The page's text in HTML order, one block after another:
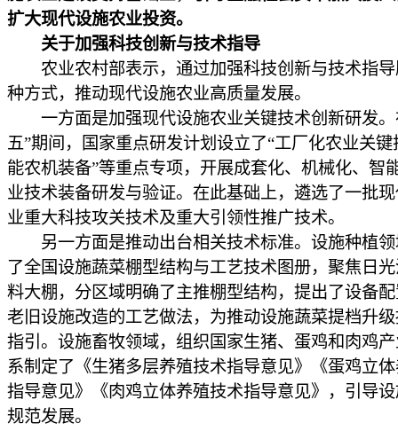
扩大现代设施农业投资。
关于加强科技创新与技术指导
农业农村部表示，通过加强科技创新与技术指导
种方式，推动现代设施农业高质量发展。
一方面是加强现代设施农业关键技术创新研发。
五”期间，国家重点研发计划设立了“工厂化农业关
能农机装备”等重点专项，开展成套化、机械化、智
业技术装备研发与验证。在此基础上，遴选了一批
业重大科技攻关技术及重大引领性推广技术。
另一方面是推动出台相关技术标准。设施种植领
了全国设施蔬菜棚型结构与工艺技术图册，聚焦日
料大棚，分区域明确了主推棚型结构，提出了设备
老旧设施改造的工艺做法，为推动设施蔬菜提档升
指引。设施畜牧领域，组织国家生猪、蛋鸡和肉鸡
系制定了《生猪多层养殖技术指导意见》《蛋鸡立
指导意见》《肉鸡立体养殖技术指导意见》，引导
规范发展。